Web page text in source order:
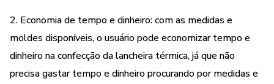
2. Economia de tempo e dinheiro: com as medidas e
moldes disponíveis, o usuário pode economizar tempo e
dinheiro na confecção da lancheira térmica, já que não
precisa gastar tempo e dinheiro procurando por medidas e